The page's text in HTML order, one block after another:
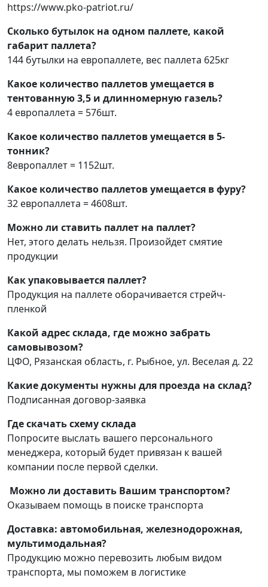
https://www.pko-patriot.ru/
Сколько бутылок на одном паллете, какой
габарит паллета?
144 бутылки на европаллете, вес паллета 625кг
Какое количество паллетов умещается в
тентованную 3,5 и длинномерную газель?
4 европаллета = 576шт.
Какое количество паллетов умещается в 5-
тонник?
8европаллет = 1152шт.
Какое количество паллетов умещается в фуру?
32 европаллета = 4608шт.
Можно ли ставить паллет на паллет?
Нет, этого делать нельзя. Произойдет смятие
продукции
Как упаковывается паллет?
Продукция на паллете оборачивается стрейч-
пленкой
Какой адрес склада, где можно забрать
самовывозом?
ЦФО, Рязанская область, г. Рыбное, ул. Веселая д. 22
Какие документы нужны для проезда на склад?
Подписанная договор-заявка
Где скачать схему склада
Попросите выслать вашего персонального
менеджера, который будет привязан к вашей
компании после первой сделки.
Можно ли доставить Вашим транспортом?
Оказываем помощь в поиске транспорта
Доставка: автомобильная, железнодорожная,
мультимодальная?
Продукцию можно перевозить любым видом
транспорта, мы поможем в логистике